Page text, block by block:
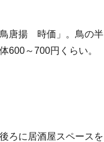
鳥唐揚 時価」。鳥の半
600～700円くらい。
ろに居酒屋スペースを